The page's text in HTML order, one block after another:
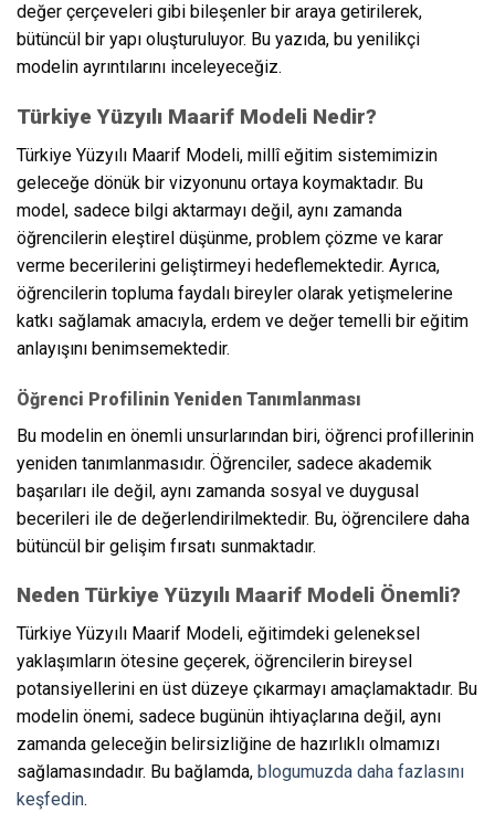
değer çerçeveleri gibi bileşenler bir araya getirilerek,
bütüncül bir yapı oluşturuluyor. Bu yazıda, bu yenilikçi
modelin ayrıntılarını inceleyeceğiz.
Türkiye Yüzyılı Maarif Modeli Nedir?
Türkiye Yüzyılı Maarif Modeli, millî eğitim sistemimizin
geleceğe dönük bir vizyonunu ortaya koymaktadır. Bu
model, sadece bilgi aktarmayı değil, aynı zamanda
öğrencilerin eleştirel düşünme, problem çözme ve karar
verme becerilerini geliştirmeyi hedeflemektedir. Ayrıca,
öğrencilerin topluma faydalı bireyler olarak yetişmelerine
katkı sağlamak amacıyla, erdem ve değer temelli bir eğitim
anlayışını benimsemektedir.
Öğrenci Profilinin Yeniden Tanımlanması
Bu modelin en önemli unsurlarından biri, öğrenci profillerinin
yeniden tanımlanmasıdır. Öğrenciler, sadece akademik
başarıları ile değil, aynı zamanda sosyal ve duygusal
becerileri ile de değerlendirilmektedir. Bu, öğrencilere daha
bütüncül bir gelişim fırsatı sunmaktadır.
Neden Türkiye Yüzyılı Maarif Modeli Önemli?
Türkiye Yüzyılı Maarif Modeli, eğitimdeki geleneksel
yaklaşımların ötesine geçerek, öğrencilerin bireysel
potansiyellerini en üst düzeye çıkarmayı amaçlamaktadır. Bu
modelin önemi, sadece bugünün ihtiyaçlarına değil, aynı
zamanda geleceğin belirsizliğine de hazırlıklı olmamızı
sağlamasındadır. Bu bağlamda, blogumuzda daha fazlasını
keşfedin.